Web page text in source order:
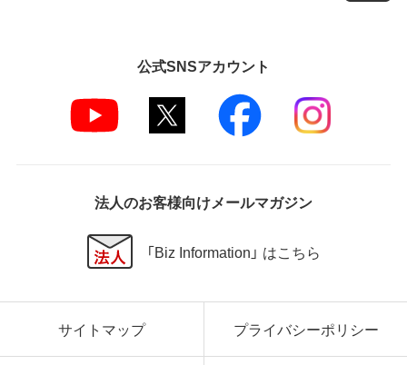
公式SNSアカウント
法人のお客様向けメールマガジン
「Biz Information」 はこちら
サイトマップ プライバシーポリシー